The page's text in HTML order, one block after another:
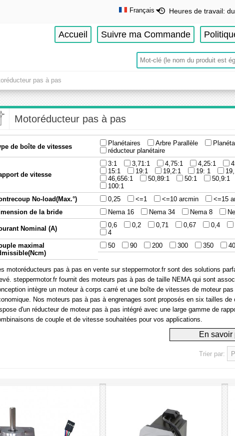
Français
Deutsch
Français
Español
Heures de travail:
Accueil Suivre ma Commande
pas à pas
Motoréducteur pas à pas
de boîte de vitesses Planétaires Arbre Parallèle
réducteur planétaire
de vitesse
3:1 3,71:1 4,75:1 4,25:1
15:1
19:1 19,2:1 19: 1
46,656:1
50,89:1 50:1 50,9:1
100:1
No-load(Max.°)
0,25 <=1 <=10 arcmin <=15
de la bride
Nema 16 Nema 34 Nema 8
Nominal (A) 0,6 0,2 0,71 0,67 0,4
4
maximal
50 90 200 300 350
motoréducteurs pas à pas en vente sur steppermotor.fr sont des solutions
steppermotor.fr fournit des moteurs pas à pas de taille NEMA qui sont
intègre un moteur à corps carré et une boîte de vitesses de moteur
Nos moteurs pas à pas à engrenages sont proposés en six tailles
d'un réducteur de moteur pas à pas intégré avec une large gamme de
de couple et de vitesse souhaitées pour vos applications.
Trier par: